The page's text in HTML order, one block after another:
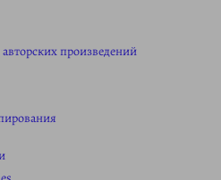
произведений